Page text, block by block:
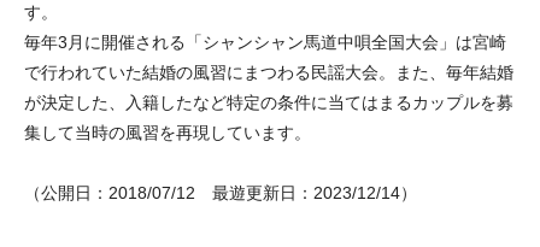
す。
毎年3月に開催される「シャンシャン馬道中唄全国大会」は宮崎
で行われていた結婚の風習にまつわる民謡大会。また、毎年結婚
が決定した、入籍したなど特定の条件に当てはまるカップルを募
集して当時の風習を再現しています。
（公開日：2018/07/12　最遊更新日：2023/12/14）